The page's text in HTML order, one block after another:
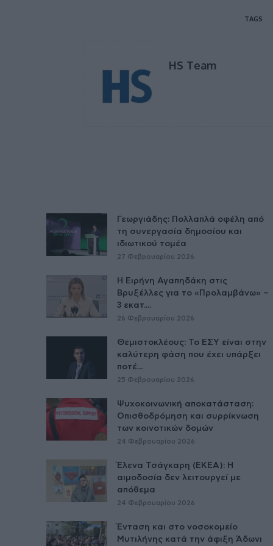
TAGS
HS Team
Γεωργιάδης: Πολλαπλά οφέλη από
τη συνεργασία δημοσίου και
ιδιωτικού τομέα
27 Φεβρουαρίου 2026
Η Ειρήνη Αγαπηδάκη στις
Βρυξέλλες για το «Προλαμβάνω» –
3 εκατ....
26 Φεβρουαρίου 2026
Θεμιστοκλέους: Το ΕΣΥ είναι στην
καλύτερη φάση που έχει υπάρξει
ποτέ...
25 Φεβρουαρίου 2026
Ψυχοκοινωνική αποκατάσταση:
Οπισθοδρόμηση και συρρίκνωση
των κοινοτικών δομών
24 Φεβρουαρίου 2026
Έλενα Τσάγκαρη (ΕΚΕΑ): Η
αιμοδοσία δεν λειτουργεί με
απόθεμα
24 Φεβρουαρίου 2026
Ένταση και στο νοσοκομείο
Μυτιλήνης κατά την άφιξη Άδωνι